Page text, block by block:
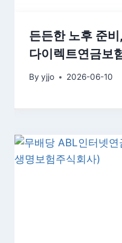
든든한 노후 준
다이렉트연금보
By yjjo 2026-06-10